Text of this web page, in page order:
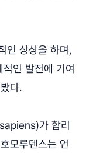
인 상상을 하며,
인 발전에 기여
다.
가 합리
모루덴스는 언